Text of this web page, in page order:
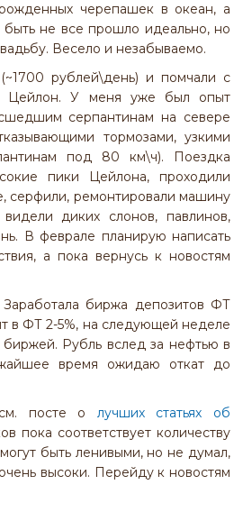
черепашек в океан, а
не все прошло идеально, но
Весело и незабываемо.
рублей\день) и помчали с
Цейлон. У меня уже был опыт
серпантинам на севере
тормозами, узкими
под 80 км\ч). Поездка
пики Цейлона, проходили
серфили, ремонтировали машину
диких слонов, павлинов,
В феврале планирую написать
а пока вернусь к новостям
биржа депозитов ФТ
в ФТ 2-5%, на следующей неделе
биржей. Рубль вслед за нефтью в
время ожидаю откат до
см. посте о лучших статьях об
пока соответствует количеству
быть ленивыми, но не думал,
высоки. Перейду к новостям